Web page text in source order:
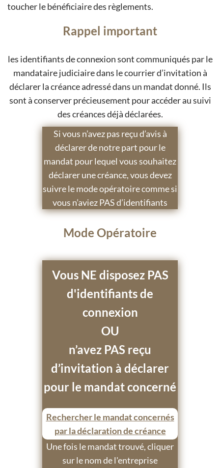
toucher le bénéficiaire des règlements.
Rappel important
les identifiants de connexion sont communiqués par le
mandataire judiciaire dans le courrier d’invitation à
déclarer la créance adressé dans un mandat donné. Ils
sont à conserver précieusement pour accéder au suivi
des créances déjà déclarées.
Si vous n’avez pas reçu d’avis à
déclarer de notre part pour le
mandat pour lequel vous souhaitez
déclarer une créance, vous devez
suivre le mode opératoire comme si
vous n’aviez PAS d’identifiants
Mode Opératoire
Vous NE disposez PAS
d'identifiants de
connexion
OU
n’avez PAS reçu
d’invitation à déclarer
pour le mandat concerné
Rechercher le mandat concernés
par la déclaration de créance
Une fois le mandat trouvé, cliquer
sur le nom de l'entreprise